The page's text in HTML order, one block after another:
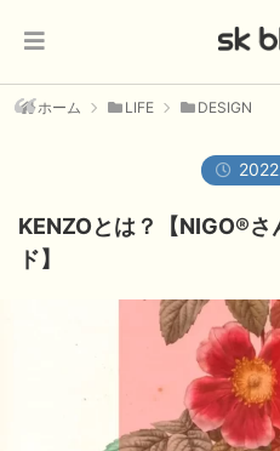
ホーム LIFE DESIGN
KENZOとは？【NIGO®
ド】